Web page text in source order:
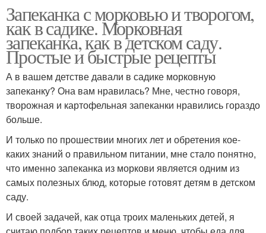
Запеканка с морковью и творогом,
как в садике. Морковная
запеканка, как в детском саду.
Простые и быстрые рецепты
А в вашем детстве давали в садике морковную
запеканку? Она вам нравилась? Мне, честно говоря,
творожная и картофельная запеканки нравились гораздо
больше.
И только по прошествии многих лет и обретения кое-
каких знаний о правильном питании, мне стало понятно,
что именно запеканка из моркови является одним из
самых полезных блюд, которые готовят детям в детском
саду.
И своей задачей, как отца троих маленьких детей, я